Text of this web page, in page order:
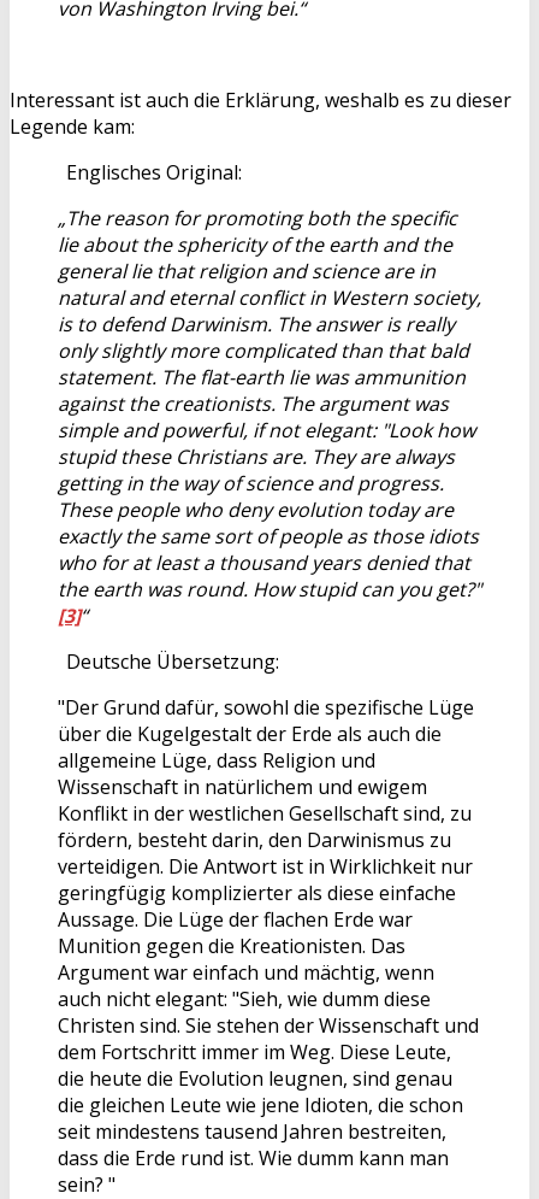
von Washington Irving bei.“
Interessant ist auch die Erklärung, weshalb es zu dieser
Legende kam:
Englisches Original:
„The reason for promoting both the specific
lie about the sphericity of the earth and the
general lie that religion and science are in
natural and eternal conflict in Western society,
is to defend Darwinism. The answer is really
only slightly more complicated than that bald
statement. The flat-earth lie was ammunition
against the creationists. The argument was
simple and powerful, if not elegant: "Look how
stupid these Christians are. They are always
getting in the way of science and progress.
These people who deny evolution today are
exactly the same sort of people as those idiots
who for at least a thousand years denied that
the earth was round. How stupid can you get?"
[3]“
Deutsche Übersetzung:
"Der Grund dafür, sowohl die spezifische Lüge
über die Kugelgestalt der Erde als auch die
allgemeine Lüge, dass Religion und
Wissenschaft in natürlichem und ewigem
Konflikt in der westlichen Gesellschaft sind, zu
fördern, besteht darin, den Darwinismus zu
verteidigen. Die Antwort ist in Wirklichkeit nur
geringfügig komplizierter als diese einfache
Aussage. Die Lüge der flachen Erde war
Munition gegen die Kreationisten. Das
Argument war einfach und mächtig, wenn
auch nicht elegant: "Sieh, wie dumm diese
Christen sind. Sie stehen der Wissenschaft und
dem Fortschritt immer im Weg. Diese Leute,
die heute die Evolution leugnen, sind genau
die gleichen Leute wie jene Idioten, die schon
seit mindestens tausend Jahren bestreiten,
dass die Erde rund ist. Wie dumm kann man
sein? "